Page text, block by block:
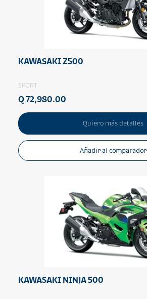
KAWASAKI Z500
SPORT
Q 72,980.00
Quiero más detalles
Añadir al comparador
KAWASAKI NINJA 500